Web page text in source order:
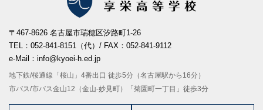
〒467-8626 名古屋市瑞穂区汐路町1-26
TEL：052-841-8151（代）/ FAX：052-841-9112
e-Mail：info@kyoei-h.ed.jp
地下鉄/桜通線「桜山」4番出口 徒歩5分（名古屋駅から16分）
市バス/市バス金山12（金山-妙見町）「菊園町一丁目」徒歩3分